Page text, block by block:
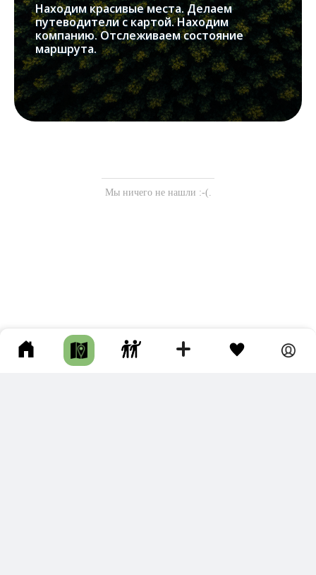
Находим красивые места. Делаем
путеводители с картой. Находим
компанию. Отслеживаем состояние
маршрута.
Мы ничего не нашли :-(.